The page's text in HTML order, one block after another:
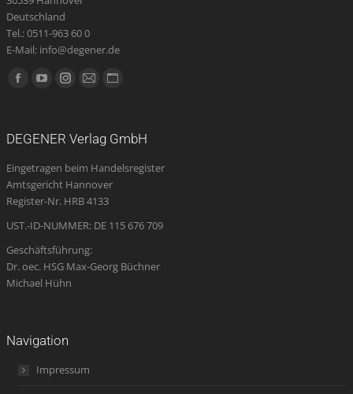
Deutschland
Tel.: 0511-963 60 0
E-Mail: info@degener.de
Finden Sie uns auf:
Facebook
new
window
YouTube
new
window
Instagram
new
window
E-
opens
in
new
Website
new
DEGENER Verlag GmbH
Eingetragen beim Handelsregister
Amtsgericht Hannover
Register-Nr. HRB 4133
UST.-ID-NUMMER: DE 115 676 709
Geschäftsführung:
Dr. oec. HSG Max-Georg Büchner
Michael Hühn
Navigation
Impressum